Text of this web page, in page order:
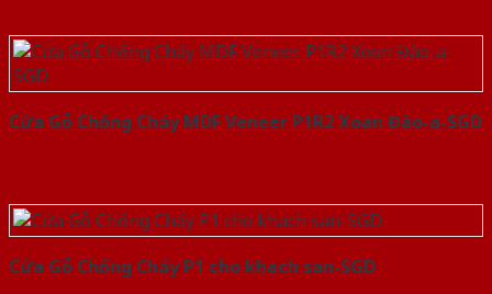
Cửa Gỗ Chống Cháy MDF Veneer P1R2 Xoan Đào-a-SGD
Cửa Gỗ Chống Cháy P1 cho khach san-SGD